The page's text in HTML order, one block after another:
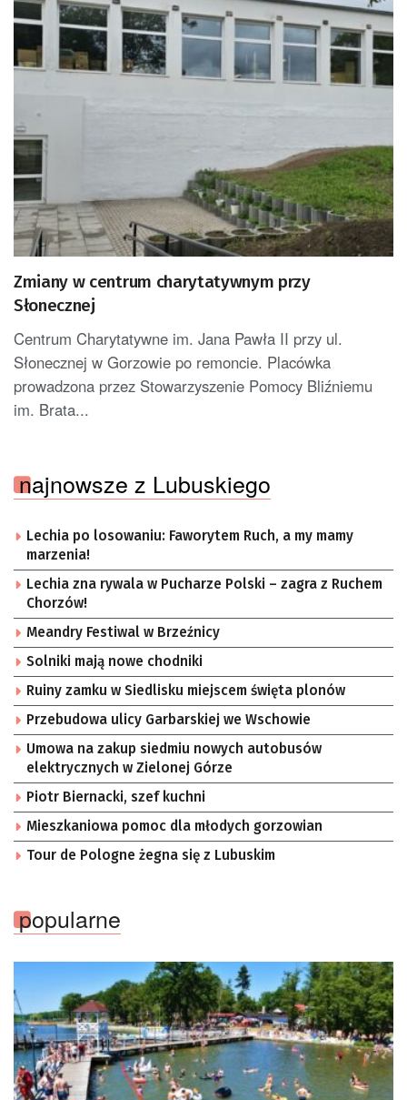
Zmiany w centrum charytatywnym przy
Słonecznej
Centrum Charytatywne im. Jana Pawła II przy ul.
Słonecznej w Gorzowie po remoncie. Placówka
prowadzona przez Stowarzyszenie Pomocy Bliźniemu
im. Brata...
najnowsze z Lubuskiego
Lechia po losowaniu: Faworytem Ruch, a my mamy
marzenia!
Lechia zna rywala w Pucharze Polski – zagra z Ruchem
Chorzów!
Meandry Festiwal w Brzeźnicy
Solniki mają nowe chodniki
Ruiny zamku w Siedlisku miejscem święta plonów
Przebudowa ulicy Garbarskiej we Wschowie
Umowa na zakup siedmiu nowych autobusów
elektrycznych w Zielonej Górze
Piotr Biernacki, szef kuchni
Mieszkaniowa pomoc dla młodych gorzowian
Tour de Pologne żegna się z Lubuskim
popularne